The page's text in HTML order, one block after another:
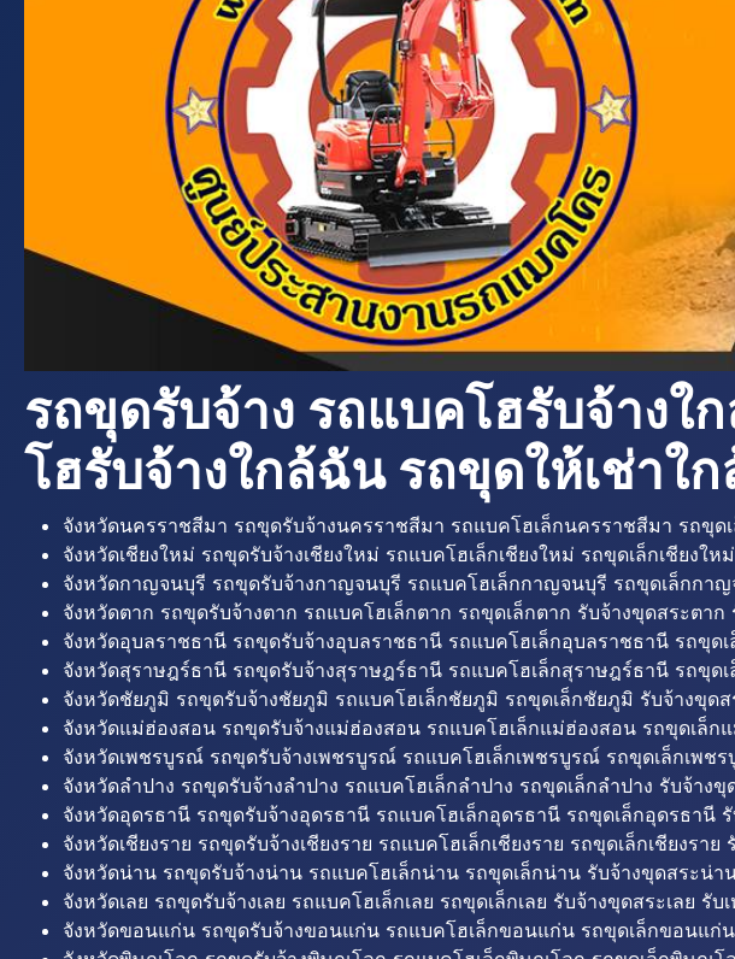
รถขุดรับจ้าง รถแบคโฮรับจ้างใ
โฮรับจ้างใกล้ฉัน รถขุดให้เช่าใ
จังหวัดนครราชสีมา รถขุดรับจ้างนครราชสีมา รถแบคโฮเล็กนครราชสีมา รถขุ
จังหวัดเชียงใหม่ รถขุดรับจ้างเชียงใหม่ รถแบคโฮเล็กเชียงใหม่ รถขุดเล็กเชียงใ
จังหวัดกาญจนบุรี รถขุดรับจ้างกาญจนบุรี รถแบคโฮเล็กกาญจนบุรี รถขุดเล็กกา
จังหวัดตาก รถขุดรับจ้างตาก รถแบคโฮเล็กตาก รถขุดเล็กตาก รับจ้างขุดสระตาก
จังหวัดอุบลราชธานี รถขุดรับจ้างอุบลราชธานี รถแบคโฮเล็กอุบลราชธานี รถขุ
จังหวัดสุราษฎร์ธานี รถขุดรับจ้างสุราษฎร์ธานี รถแบคโฮเล็กสุราษฎร์ธานี รถขุ
จังหวัดชัยภูมิ รถขุดรับจ้างชัยภูมิ รถแบคโฮเล็กชัยภูมิ รถขุดเล็กชัยภูมิ รับจ้างขุด
จังหวัดแม่ฮ่องสอน รถขุดรับจ้างแม่ฮ่องสอน รถแบคโฮเล็กแม่ฮ่องสอน รถขุดเล็
จังหวัดเพชรบูรณ์ รถขุดรับจ้างเพชรบูรณ์ รถแบคโฮเล็กเพชรบูรณ์ รถขุดเล็กเพ
จังหวัดลำปาง รถขุดรับจ้างลำปาง รถแบคโฮเล็กลำปาง รถขุดเล็กลำปาง รับจ้าง
จังหวัดอุดรธานี รถขุดรับจ้างอุดรธานี รถแบคโฮเล็กอุดรธานี รถขุดเล็กอุดรธานี
จังหวัดเชียงราย รถขุดรับจ้างเชียงราย รถแบคโฮเล็กเชียงราย รถขุดเล็กเชียงรา
จังหวัดน่าน รถขุดรับจ้างน่าน รถแบคโฮเล็กน่าน รถขุดเล็กน่าน รับจ้างขุดสระน่
จังหวัดเลย รถขุดรับจ้างเลย รถแบคโฮเล็กเลย รถขุดเล็กเลย รับจ้างขุดสระเลย รับ
จังหวัดขอนแก่น รถขุดรับจ้างขอนแก่น รถแบคโฮเล็กขอนแก่น รถขุดเล็กขอนแ